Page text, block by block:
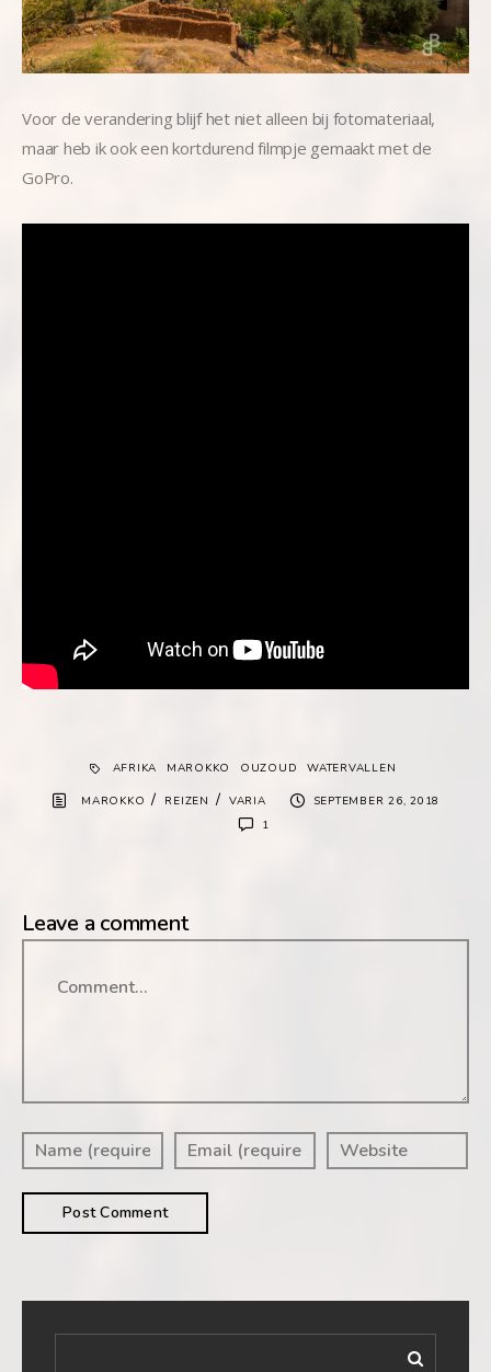
Voor de verandering blijf het niet alleen bij fotomateriaal,
maar heb ik ook een kortdurend filmpje gemaakt met de
GoPro.
AFRIKA MAROKKO OUZOUD WATERVALLEN
MAROKKO / REIZEN / VARIA
SEPTEMBER 26, 2018
1
Leave a comment